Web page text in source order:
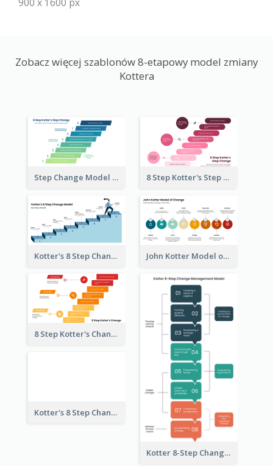
Zobacz więcej szablonów 8-etapowy model zmiany
Kottera
Step Change Model Of 8 Step Kotter 8 Step Kotter's Step Change Model
Kotter's 8 Step Change Business Model John Kotter Model of Change
8 Step Kotter's Change Model
Kotter 8-Step Change Management Model
Kotter's 8 Step Change Model